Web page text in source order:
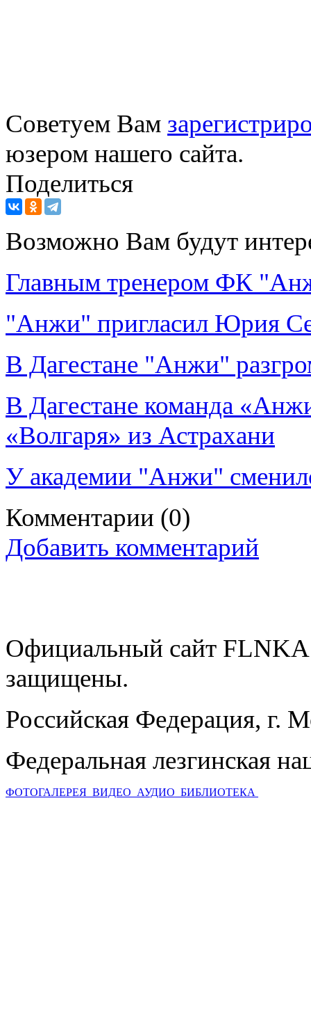
Советуем Вам
юзером нашего сайта.
Поделиться
Возможно Вам будут
Главным тренером ФК
"Анжи" пригласил Юрия
В Дагестане "Анжи"
В Дагестане команда
«Волгаря» из Астрахани
У академии "Анжи"
Комментарии (0)
Добавить комментарий
Официальный сайт
защищены.
Российская Федерация, г.
Федеральная лезгинская
ФОТОГАЛЕРЕЯ ВИДЕО АУДИО БИБЛИОТЕКА